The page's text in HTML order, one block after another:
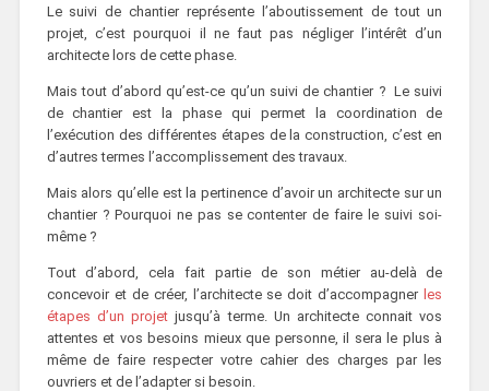
Le suivi de chantier représente l’aboutissement de tout un
projet, c’est pourquoi il ne faut pas négliger l’intérêt d’un
architecte lors de cette phase.
Mais tout d’abord qu’est-ce qu’un suivi de chantier ? Le suivi
de chantier est la phase qui permet la coordination de
l’exécution des différentes étapes de la construction, c’est en
d’autres termes l’accomplissement des travaux.
Mais alors qu’elle est la pertinence d’avoir un architecte sur un
chantier ? Pourquoi ne pas se contenter de faire le suivi soi-
même ?
Tout d’abord, cela fait partie de son métier au-delà de
concevoir et de créer, l’architecte se doit d’accompagner les
étapes d’un projet jusqu’à terme. Un architecte connait vos
attentes et vos besoins mieux que personne, il sera le plus à
même de faire respecter votre cahier des charges par les
ouvriers et de l’adapter si besoin.